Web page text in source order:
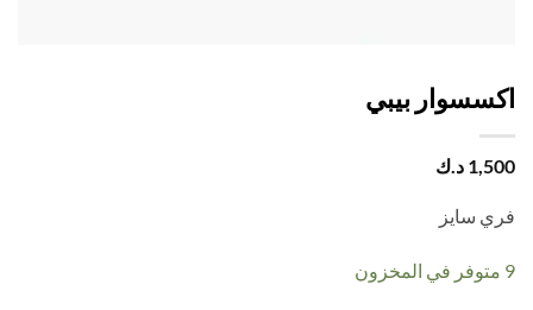
بيبي
د.ك
سايز